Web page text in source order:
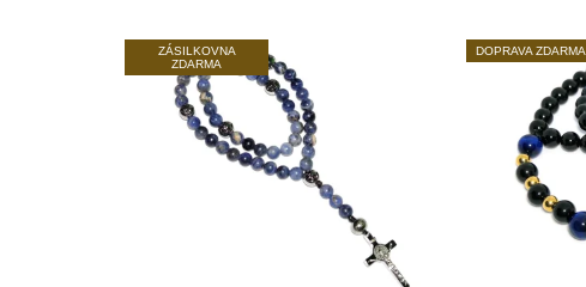
ZÁSILKOVNA
ZDARMA
DOPRAVA ZDARMA